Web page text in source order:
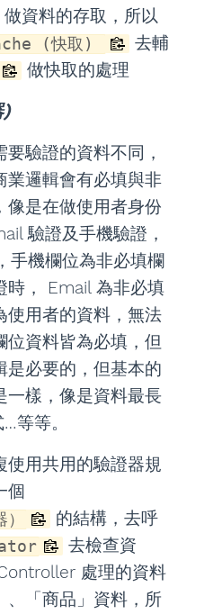
做資料的存取，所以
(快取)
去輔
做快取的處理
)
驗證的資料不同，
業邏輯會有必填與非
像是在做使用者身份
驗證及手機驗證，
手機欄位為非必填欄
時， Email 為非必填
使用者的資料，無法
位資料皆為必填，但
是必要的，但基本的
一樣，像是資料最長
等等。
使用共用的驗證器規
個
的結構，去呼
去檢查資
處理的資料
、「商品」資料，所